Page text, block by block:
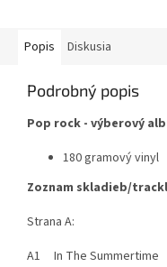
Popis Diskusia
Podrobný popis
Pop rock - výberový
180 gramový vinyl
Zoznam skladieb/
Strana A:
A1 In The Summertime